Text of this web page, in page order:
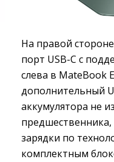
На правой
порт USB-C с
слева в MateBook
дополнительный
аккумулятора не
предшественника,
зарядки по
комплектным